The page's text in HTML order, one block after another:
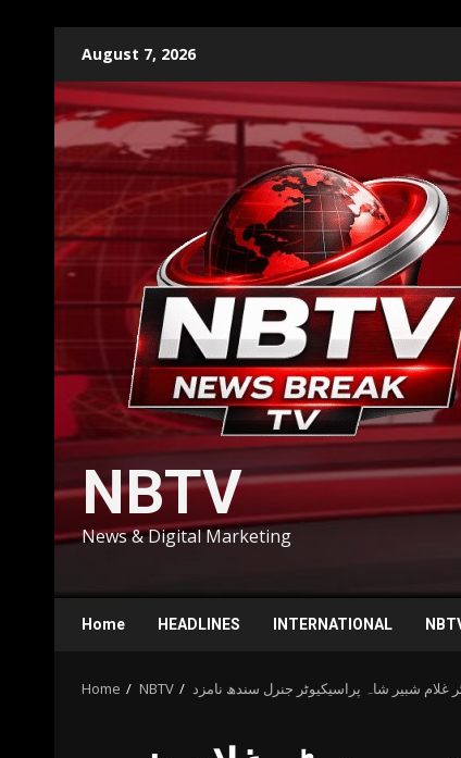
content
August 7, 2026
NBTV
News & Digital Marketing
Home HEADLINES INTERNATIONAL
Home NBTV شبیر شاہ پراسیکیوٹر جنرل سندھ نامزد